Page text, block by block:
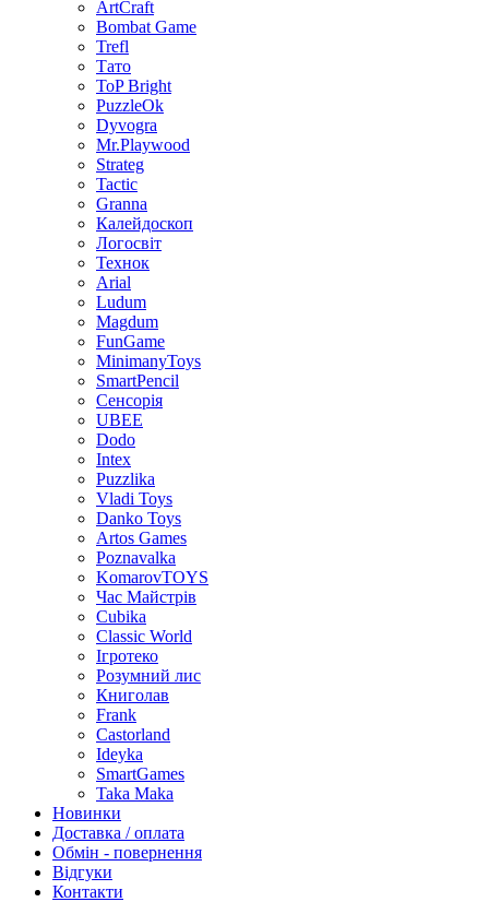
ArtCraft
Bombat Game
Trefl
Тато
ToP Bright
PuzzleOk
Dyvogra
Mr.Playwood
Strateg
Tactic
Granna
Калейдоскоп
Логосвіт
Технок
Arial
Ludum
Magdum
FunGame
MinimanyToys
SmartPencil
Сенсорія
UBEE
Dodo
Intex
Puzzlika
Vladi Toys
Danko Toys
Artos Games
Poznavalka
KomarovTOYS
Час Майстрів
Cubika
Classic World
Ігротеко
Розумний лис
Книголав
Frank
Castorland
Ideyka
SmartGames
Taka Maka
Новинки
Доставка / оплата
Обмін - повернення
Відгуки
Контакти